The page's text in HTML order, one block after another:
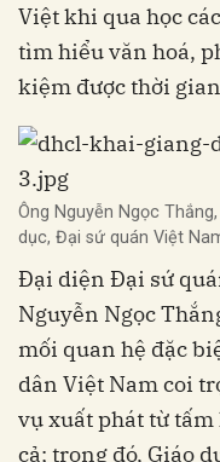
Việt khi qua học
tìm hiểu văn hoá,
kiệm được thời
Ông Nguyễn Ngọc
dục, Đại sứ quán Việt
Đại diện Đại sứ
Nguyễn Ngọc
mối quan hệ đặc
dân Việt Nam coi
vụ xuất phát từ
cả; trong đó, Giáo